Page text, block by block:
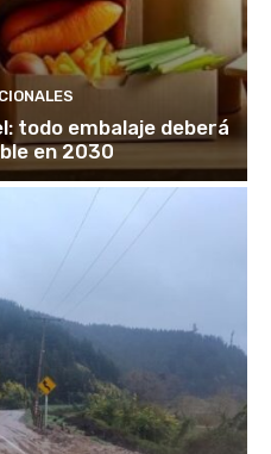
todo embalaje deberá
en 2030